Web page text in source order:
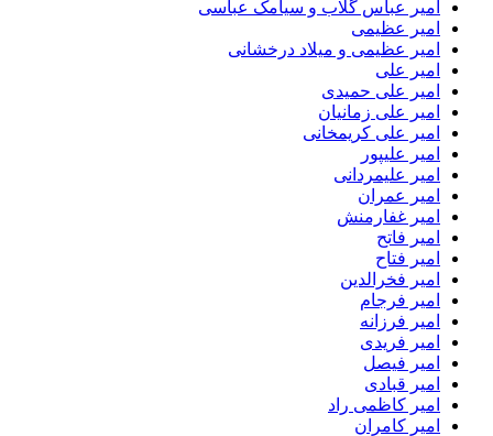
امیر عباس گلاب و سیامک عباسی
امیر عظیمی
امیر عظیمی و میلاد درخشانی
امیر علی
امیر علی حمیدی
امیر علی زمانیان
امیر علی کریمخانی
امیر علیپور
امیر علیمردانی
امیر عمران
امیر غفارمنش
امیر فاتح
امیر فتاح
امیر فخرالدین
امیر فرجام
امیر فرزانه
امیر فریدی
امیر فیصل
امیر قبادی
امیر کاظمی راد
امیر کامران